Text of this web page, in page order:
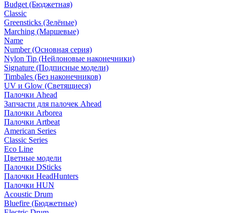
Budget (Бюджетная)
Classic
Greensticks (Зелёные)
Marching (Маршевые)
Name
Number (Основная серия)
Nylon Tip (Нейлоновые наконечники)
Signature (Подписные модели)
Timbales (Без наконечников)
UV и Glow (Светящиеся)
Палочки Ahead
Запчасти для палочек Ahead
Палочки Arborea
Палочки Artbeat
American Series
Classic Series
Eco Line
Цветные модели
Палочки DSticks
Палочки HeadHunters
Палочки HUN
Acoustic Drum
Bluefire (Бюджетные)